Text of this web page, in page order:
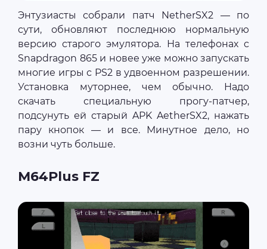
Энтузиасты собрали патч NetherSX2 — по
сути, обновляют последнюю нормальную
версию старого эмулятора. На телефонах c
Snapdragon 865 и новее уже можно запускать
многие игры с PS2 в удвоенном разрешении.
Установка муторнее, чем обычно. Надо
скачать специальную прогу-патчер,
подсунуть ей старый APK AetherSX2, нажать
пару кнопок — и все. Минутное дело, но
возни чуть больше.
M64Plus FZ